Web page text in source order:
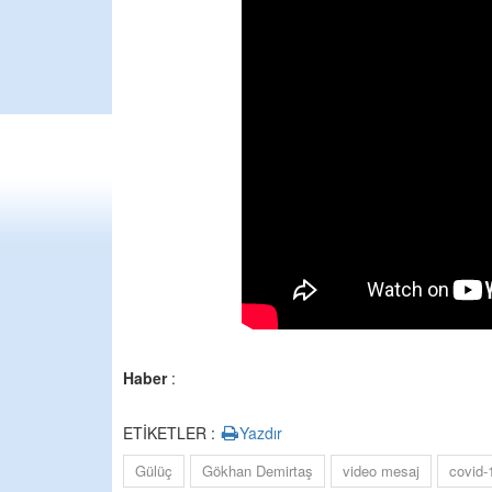
Haber:
ETİKETLER : Yazdır
Gülüç Gökhan Demirtaş video mesaj covid-